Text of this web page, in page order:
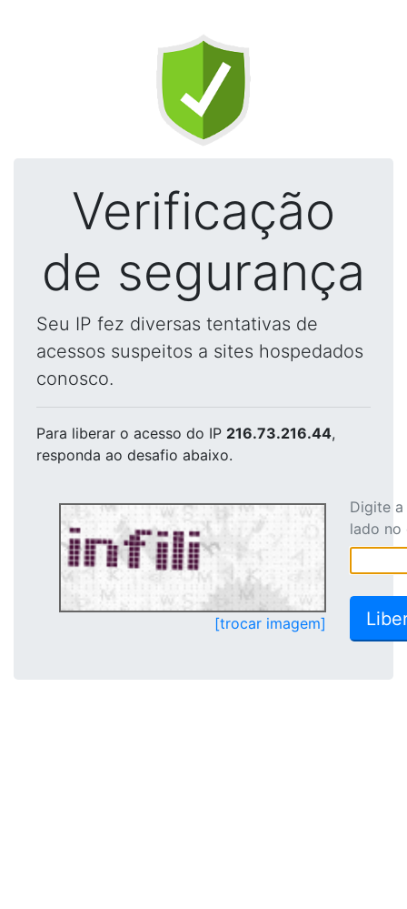
Verificação
de segurança
Seu IP fez diversas tentativas de
acessos suspeitos a sites hospedados
conosco.
Para liberar o acesso do IP 216.73.216.44,
responda ao desafio abaixo.
[trocar imagem]
Digite
lado no